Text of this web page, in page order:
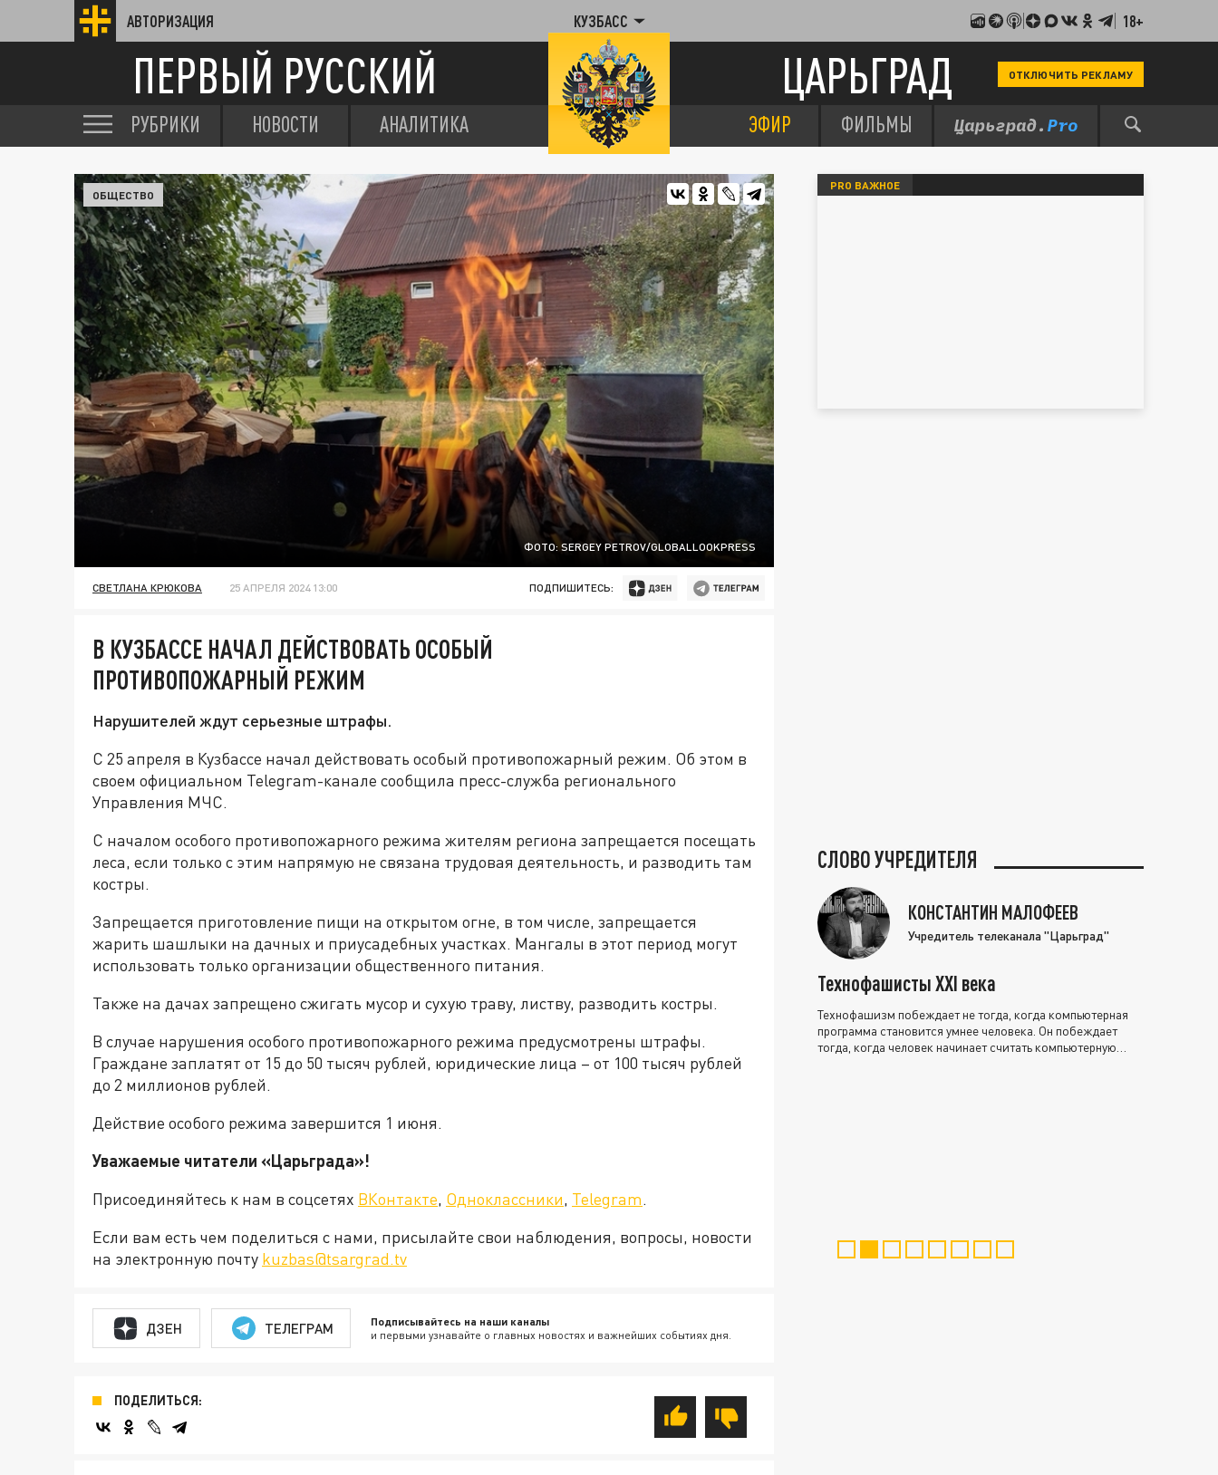
АВТОРИЗАЦИЯ КУЗБАСС 18+
ПЕРВЫЙ РУССКИЙ ЦАРЬГРАД ОТКЛЮЧИТЬ РЕКЛАМУ
РУБРИКИ НОВОСТИ АНАЛИТИКА ЭФИР ФИЛЬМЫ
ФОТО: SERGEY PETROV/GLOBALLOOKPRESS
ОБЩЕСТВО
СВЕТЛАНА КРЮКОВА 25 АПРЕЛЯ 2024 13:00 ПОДПИШИТЕСЬ:
В КУЗБАССЕ НАЧАЛ ДЕЙСТВОВАТЬ ОСОБЫЙ
ПРОТИВОПОЖАРНЫЙ РЕЖИМ
Нарушителей ждут серьезные штрафы.
С 25 апреля в Кузбассе начал действовать особый противопожарный режим. Об этом в
своем официальном Telegram-канале сообщила пресс-служба регионального
Управления МЧС.
С началом особого противопожарного режима жителям региона запрещается посещать
леса, если только с этим напрямую не связана трудовая деятельность, и разводить там
костры.
Запрещается приготовление пищи на открытом огне, в том числе, запрещается
жарить шашлыки на дачных и приусадебных участках. Мангалы в этот период могут
использовать только организации общественного питания.
Также на дачах запрещено сжигать мусор и сухую траву, листву, разводить костры.
В случае нарушения особого противопожарного режима предусмотрены штрафы.
Граждане заплатят от 15 до 50 тысяч рублей, юридические лица – от 100 тысяч рублей
до 2 миллионов рублей.
Действие особого режима завершится 1 июня.
Уважаемые читатели «Царьграда»!
Присоединяйтесь к нам в соцсетях ВКонтакте, Одноклассники, Telegram.
Если вам есть чем поделиться с нами, присылайте свои наблюдения, вопросы, новости
на электронную почту kuzbas@tsargrad.tv
ДЗЕН ТЕЛЕГРАМ Подписывайтесь на наши каналы
и первыми узнавайте о главных новостях и важнейших событиях дня.
ПОДЕЛИТЬСЯ:
PRO ВАЖНОЕ
СЛОВО УЧРЕДИТЕЛЯ
КОНСТАНТИН МАЛОФЕЕВ
Учредитель телеканала "Царьград"
Технофашисты XXI века
Технофашизм побеждает не тогда, когда компьютерная
программа становится умнее человека. Он побеждает
тогда, когда человек начинает считать компьютерную